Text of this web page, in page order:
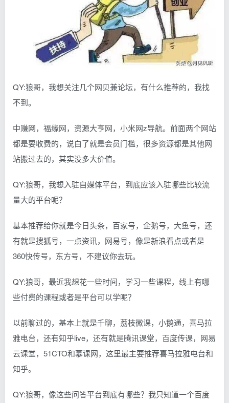
QY:狼哥，我想关注几个网贝兼论坛，有什么推荐的，我找
不到。
中赚网，福缘网，资源大亨网，小米网z导航。前面两个网站
都是要收费的，说白了就是会员门槛，很多资源都是其他网
站搬过去的，其实没多大价值。
QY:狼哥，我想入驻自媒体平台，到底应该入驻哪些比较流
量大的平台呢？
基本推荐给你就是今日头条，百家号，企鹅号，大鱼号，还
有就是搜狐号，一点资讯，网易号，像是新浪看点或者是
360快传号，东方号，不建议你去玩。
QY:狼哥，最近我想花一些时间，学习一些课程，线上有哪
些付费的课程或者是平台可以学呢？
以前聊过的，基本上就是千聊，荔枝微课，小鹅通，喜马拉
雅电台，还有知乎live，还有就是腾讯课堂，百度传课，网易
云课堂，51CTO和慕课网，这里最主要推荐喜马拉雅电台和
知乎。
QY:狼哥，像这些问答平台到底有哪些？我只知道一个百度